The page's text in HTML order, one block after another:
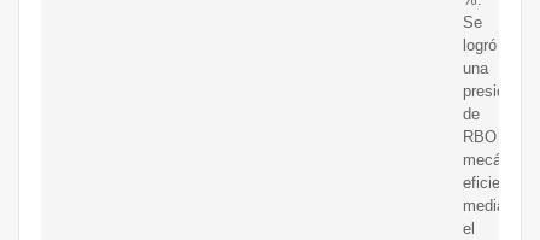
Se
logró
una
presión
de
RBO
mecánica
eficiente
mediante
el